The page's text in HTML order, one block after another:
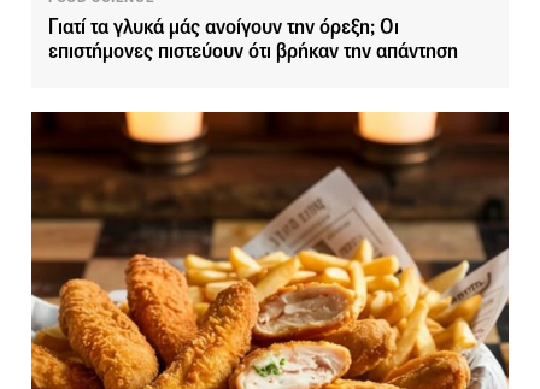
Γιατί τα γλυκά μάς ανοίγουν την όρεξη; Οι
επιστήμονες πιστεύουν ότι βρήκαν την απάντηση